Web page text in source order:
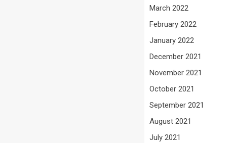
March 2022
February 2022
January 2022
December 2021
November 2021
October 2021
September 2021
August 2021
July 2021